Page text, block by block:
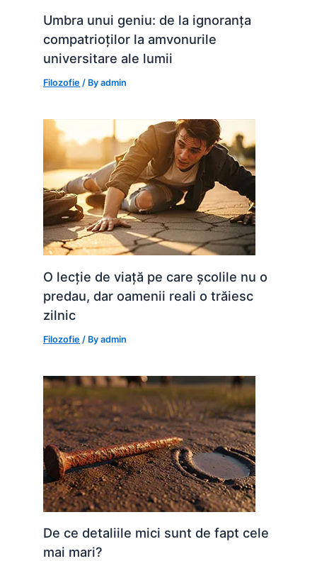
Umbra unui geniu: de la ignoranța
compatrioților la amvonurile
universitare ale lumii
Filozofie / Byadmin
O lecție de viață pe care școlile nu o
predau, dar oamenii reali o trăiesc
zilnic
Filozofie / Byadmin
De ce detaliile mici sunt de fapt cele
mai mari?